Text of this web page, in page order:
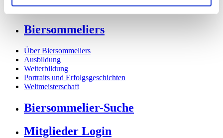
Freunde des Verbandes
Biersommeliers
Über Biersommeliers
Ausbildung
Weiterbildung
Portraits und Erfolgsgeschichten
Weltmeisterschaft
Biersommelier-Suche
Mitglieder Login